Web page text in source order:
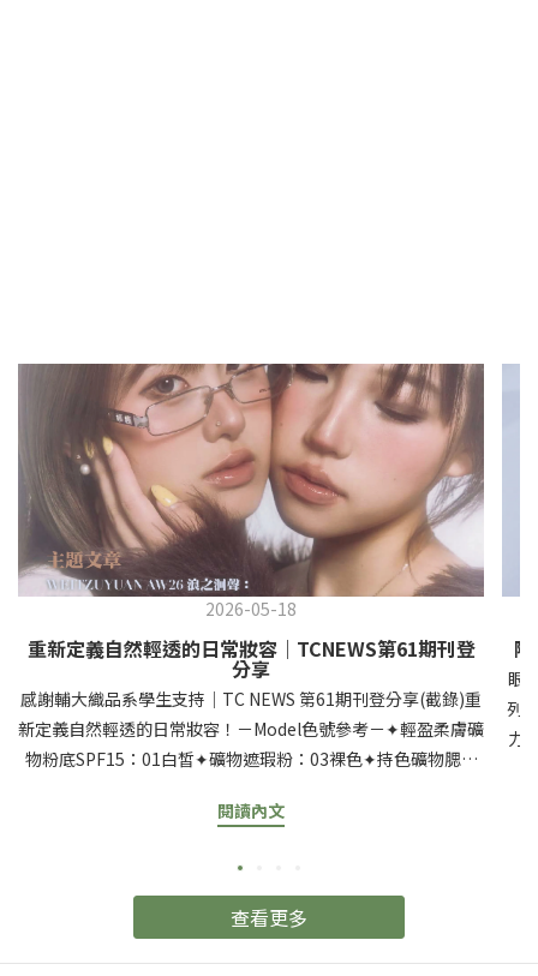
2026-05-18
重新定義自然輕透的日常妝容｜TCNEWS第61期刊登
分享
感謝輔大織品系學生支持｜TC NEWS 第61期刊登分享(截錄)重
新定義自然輕透的日常妝容！－Model色號參考－✦輕盈柔膚礦
物粉底SPF15：01白皙✦礦物遮瑕粉：03裸色✦持色礦物腮紅
閱讀內文
眼
列
力
查看更多